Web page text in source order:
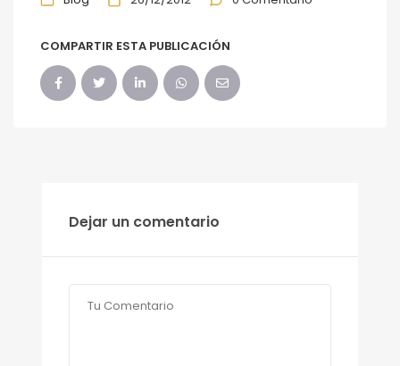
COMPARTIR ESTA PUBLICACIÓN
Dejar un comentario